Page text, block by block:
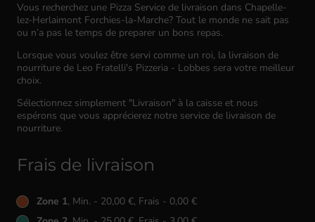
Vous recherchez une Pizza Service de livraison dans Chapelle-
lez-Herlaimont Forchies-la-Marche? Tout le monde ne sait pas
ou n’a pas le temps de preparer un bons repas.
Lorsque vous voulez être servi comme un roi, la livraison de
nourriture de Leo Fratelli's Pizzeria - Lobbes sera votre meilleur
choix.
Sélectionnez simplement "Livraison" à la caisse et nous
espérons que vous apprécierez notre service de livraison de
nourriture.
Frais de livraison
Zone 1, Min. - 20,00 €, Frais - 0,00 €